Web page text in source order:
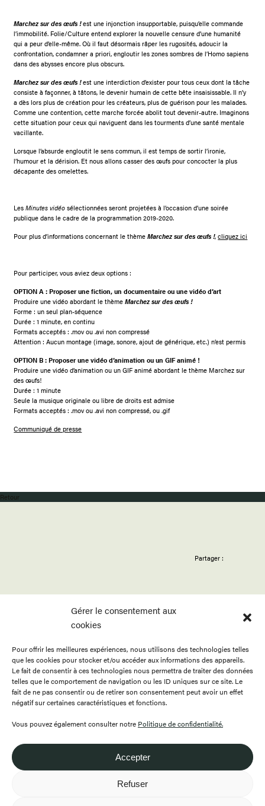
Gérer le consentement aux
cookies
Pour offrir les meilleures expériences, nous utilisons des technologies telles
que les cookies pour stocker et/ou accéder aux informations des appareils.
Le fait de consentir à ces technologies nous permettra de traiter des données
telles que le comportement de navigation ou les ID uniques sur ce site. Le
fait de ne pas consentir ou de retirer son consentement peut avoir un effet
négatif sur certaines caractéristiques et fonctions.
Vous pouvez également consulter notre Politique de confidentialité.
Accepter
Refuser
Marchez sur des œufs !est une injonction insupportable, puisqu’elle commande
l’immobilité. Folie/Culture entend explorer la nouvelle censure d’une humanité
qui a peur d’elle-même. Où il faut désormais râper les rugosités, adoucir la
confrontation, condamner a priori, engloutir les zones sombres de l’Homo sapiens
dans des abysses encore plus obscurs.
Marchez sur des œufs ! est une interdiction d’exister pour tous ceux dont la tâche
consiste à façonner, à tâtons, le devenir humain de cette bête insaisissable. Il n’y
a dès lors plus de création pour les créateurs, plus de guérison pour les malades.
Comme une contention, cette marche forcée abolit tout devenir-autre. Imaginons
cette situation pour ceux qui naviguent dans les tourments d’une santé mentale
vacillante.
Lorsque l’absurde engloutit le sens commun, il est temps de sortir l’ironie,
l’humour et la dérision. Et nous allons casser des œufs pour concocter la plus
décapante des omelettes.
LesMinutes vidéo sélectionnées seront projetées à l’occasion d’une soirée
publique dans le cadre de la programmation 2019-2020.
Pour plus d’informations concernant le thèmeMarchez sur des œufs !,cliquez ici
Pour participer, vous aviez deux options :
OPTION A : Proposer une fiction, un documentaire ou une vidéo d’art
Produire une vidéo abordant le thèmeMarchez sur des œufs !
Forme : un seul plan-séquence
Durée : 1 minute, en continu
Formats acceptés : .mov ou .avi non compressé
Attention : Aucun montage (image, sonore, ajout de générique, etc.) n’est permis
OPTION B : Proposer une vidéo d’animation ou un GIF animé !
Produire une vidéo d’animation ou un GIF animé abordant le thème Marchez sur
des œufs!
Durée : 1 minute
Seule la musique originale ou libre de droits est admise
Formats acceptés : .mov ou .avi non compressé, ou .gif
Communiqué de presse
Retour
Partager :
ACCUEIL
PROGRAMMATION
RESSOURCES
APPELS
PUBLICATIONS
À PROPOS
BOUTIQUE
CONTACT
ENGLISH
418.649.0999